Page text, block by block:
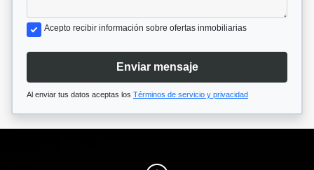
Acepto recibir información sobre ofertas inmobiliarias
Enviar mensaje
Al enviar tus datos aceptas los Términos de servicio y privacidad